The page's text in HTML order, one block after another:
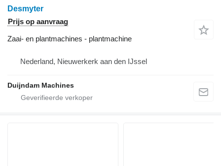
Desmyter
Prijs op aanvraag
Zaai- en plantmachines - plantmachine
Nederland, Nieuwerkerk aan den IJssel
Duijndam Machines